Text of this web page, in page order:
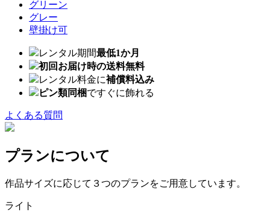
グリーン
グレー
壁掛け可
レンタル期間最低1か月
初回お届け時の送料無料
レンタル料金に補償料込み
ピン類同梱ですぐに飾れる
よくある質問
プランについて
作品サイズに応じて３つのプランをご用意しています。
ライト